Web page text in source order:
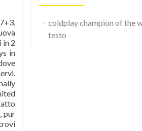
Lifeâ, lâottavo e ultimo album della band capitanata da Chris Martin. I Coldplay hanno pubblicato il singolo âChampion Of The Worldâ, estratto dallâalbum âEveryday Lifeâ del 2019. Champion Of The World testo. Coldplayâs âChampion of the Worldâ is based on the singerâs determination to fulfill his
coldplay champion of the
testo